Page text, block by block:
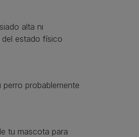
alta ni
estado físico
probablemente
tu mascota para